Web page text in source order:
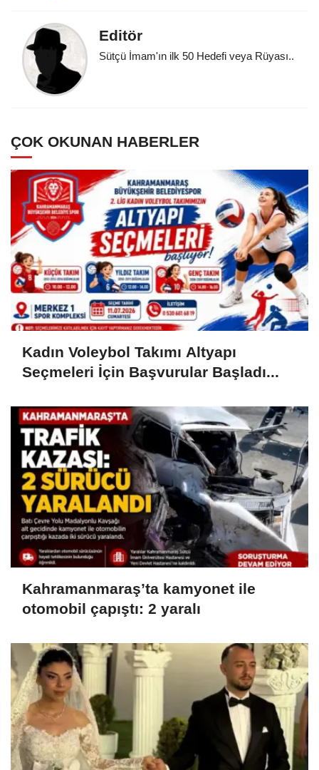
Editör
Sütçü İmam'ın ilk 50 Hedefi veya Rüyası..
ÇOK OKUNAN HABERLER
Kadın Voleybol Takımı Altyapı
Seçmeleri İçin Başvurular Başladı...
Kahramanmaraş’ta kamyonet ile
otomobil çapıştı: 2 yaralı